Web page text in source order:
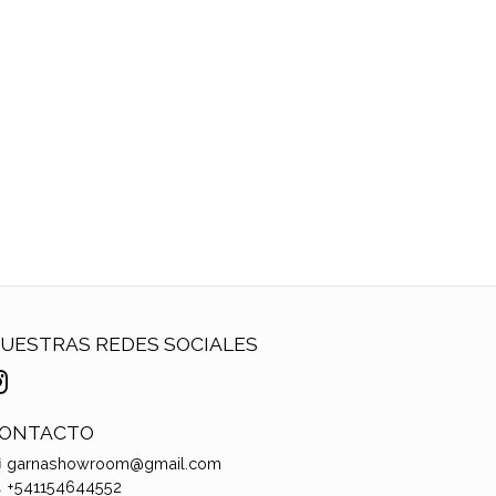
REDES SOCIALES
garnashowroom@gmail.com
+541154644552